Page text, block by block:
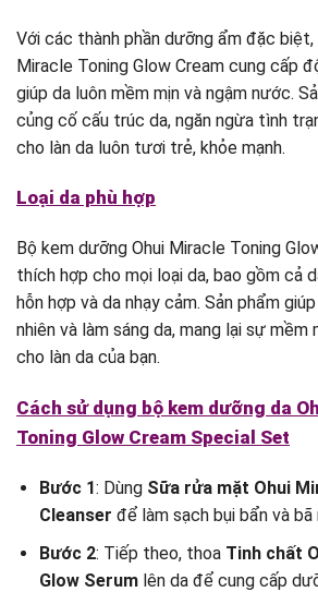
Với các thành phần dưỡng ẩm đặc
Miracle Toning Glow Cream cung cấp
giúp da luôn mềm mịn và ngậm nước.
củng cố cấu trúc da, ngăn ngừa tình
cho làn da luôn tươi trẻ, khỏe mạnh.
Loại da phù hợp
Bộ kem dưỡng Ohui Miracle Toning
thích hợp cho mọi loại da, bao gồm cả
hỗn hợp và da nhạy cảm. Sản phẩm
nhiên và làm sáng da, mang lại sự mềm
cho làn da của bạn.
Cách sử dụng bộ kem dưỡng da
Toning Glow Cream Special Set
Bước 1: Dùng Sữa rửa mặt Ohui
Cleanser để làm sạch bụi bẩn và bã
Bước 2: Tiếp theo, thoa Tinh chất
Glow Serumlên da để cung cấp